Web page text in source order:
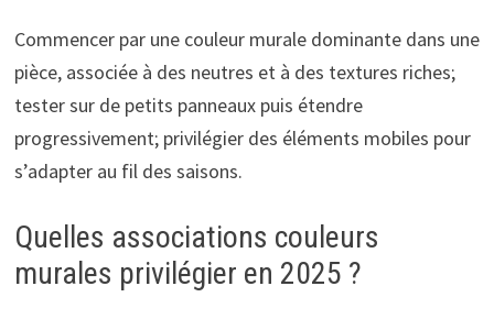
Commencer par une couleur murale dominante dans une
pièce, associée à des neutres et à des textures riches;
tester sur de petits panneaux puis étendre
progressivement; privilégier des éléments mobiles pour
s’adapter au fil des saisons.
Quelles associations couleurs
murales privilégier en 2025 ?